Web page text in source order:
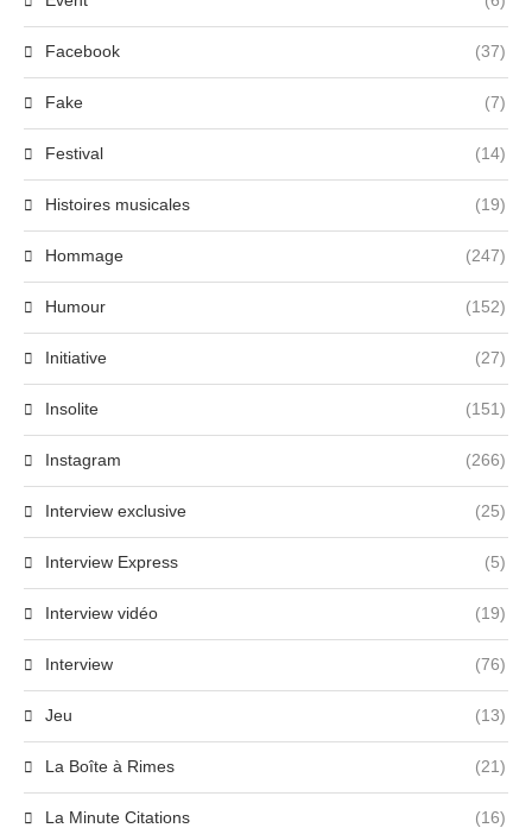
Facebook (37)
Fake (7)
Festival (14)
Histoires musicales (19)
Hommage (247)
Humour (152)
Initiative (27)
Insolite (151)
Instagram (266)
Interview exclusive (25)
Interview Express (5)
Interview vidéo (19)
Interview (76)
Jeu (13)
La Boîte à Rimes (21)
La Minute Citations (16)